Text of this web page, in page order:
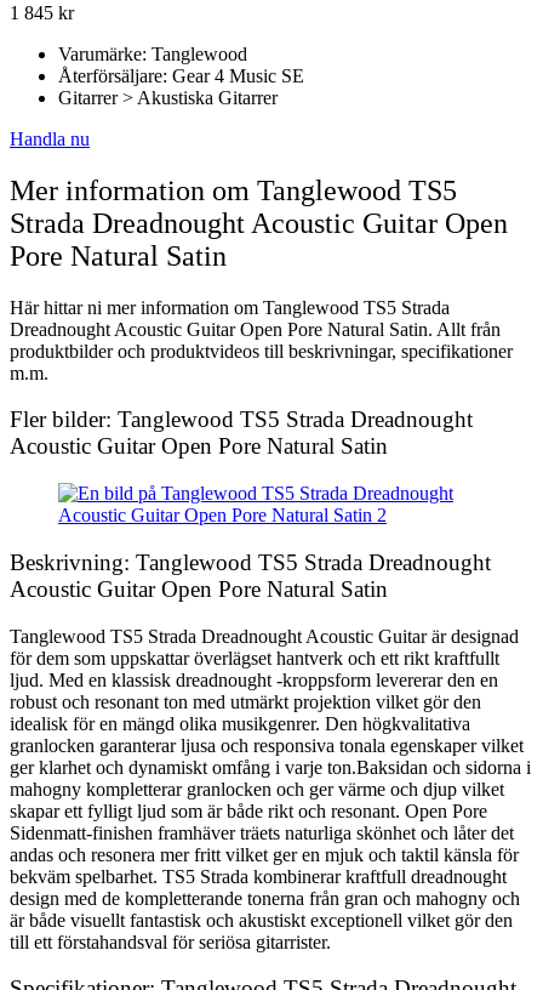
1 845 kr
Varumärke: Tanglewood
Återförsäljare: Gear 4 Music SE
Gitarrer > Akustiska Gitarrer
Handla nu
Mer information om Tanglewood TS5
Strada Dreadnought Acoustic Guitar Open
Pore Natural Satin
Här hittar ni mer information om Tanglewood TS5 Strada
Dreadnought Acoustic Guitar Open Pore Natural Satin. Allt från
produktbilder och produktvideos till beskrivningar, specifikationer
m.m.
Fler bilder: Tanglewood TS5 Strada Dreadnought
Acoustic Guitar Open Pore Natural Satin
Beskrivning: Tanglewood TS5 Strada Dreadnought
Acoustic Guitar Open Pore Natural Satin
Tanglewood TS5 Strada Dreadnought Acoustic Guitar är designad
för dem som uppskattar överlägset hantverk och ett rikt kraftfullt
ljud. Med en klassisk dreadnought -kroppsform levererar den en
robust och resonant ton med utmärkt projektion vilket gör den
idealisk för en mängd olika musikgenrer. Den högkvalitativa
granlocken garanterar ljusa och responsiva tonala egenskaper vilket
ger klarhet och dynamiskt omfång i varje ton.Baksidan och sidorna i
mahogny kompletterar granlocken och ger värme och djup vilket
skapar ett fylligt ljud som är både rikt och resonant. Open Pore
Sidenmatt-finishen framhäver träets naturliga skönhet och låter det
andas och resonera mer fritt vilket ger en mjuk och taktil känsla för
bekväm spelbarhet. TS5 Strada kombinerar kraftfull dreadnought
design med de kompletterande tonerna från gran och mahogny och
är både visuellt fantastisk och akustiskt exceptionell vilket gör den
till ett förstahandsval för seriösa gitarrister.